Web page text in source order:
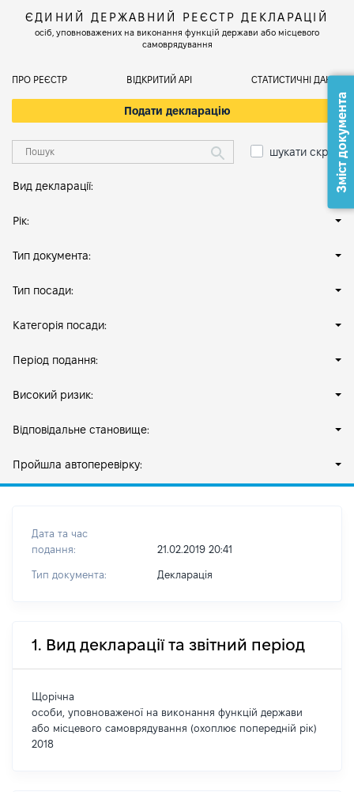
ЄДИНИЙ ДЕРЖАВНИЙ РЕЄСТР ДЕКЛАРАЦІЙ
осіб, уповноважених на виконання функцій держави або місцевого
самоврядування
ПРО РЕЄСТР ВІДКРИТИЙ АРІ СТАТИСТИЧНІ ДАНІ
Подати декларацію
шукати скрізь
Вид декларації:
Рік:
Тип документа:
Тип посади:
Категорія посади:
Період подання:
Високий ризик:
Відповідальне становище:
Пройшла автоперевірку:
Дата та час
подання:
21.02.2019 20:41
Тип документа: Декларація
1. Вид декларації та звітний період
Щорічна
особи, уповноваженої на виконання функцій держави
або місцевого самоврядування (охоплює попередній рік)
2018
Зміст документа